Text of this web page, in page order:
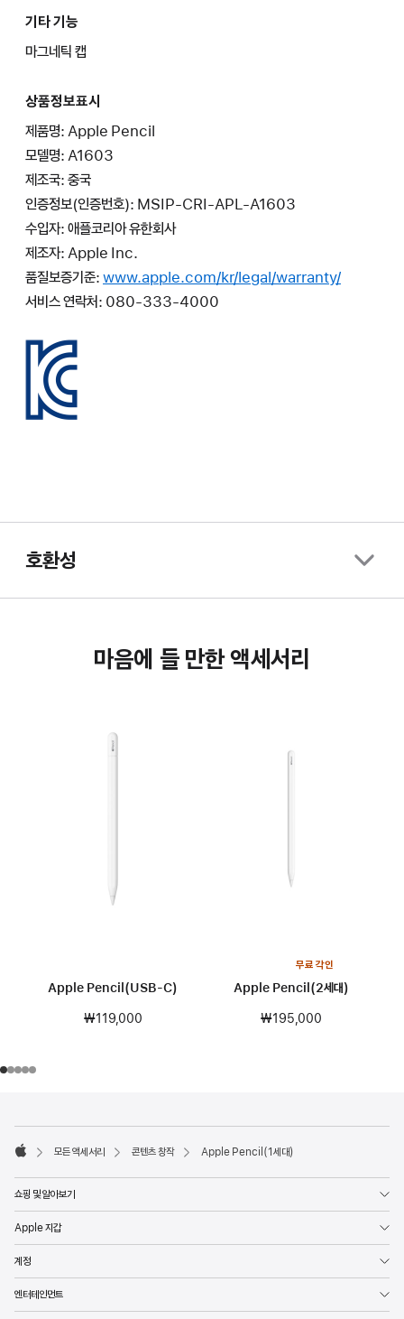
기타 기능
마그네틱 캡
상품정보표시
제품명: Apple Pencil
모델명: A1603
제조국: 중국
인증정보(인증번호): MSIP-CRI-APL-A1603
수입자: 애플코리아 유한회사
제조자: Apple Inc.
품질보증기준: www.apple.com/kr/legal/warranty/
서비스 연락처: 080-333-4000
호환성
마음에 들 만한 액세서리
Apple Pencil(USB-C)
₩119,000
무료 각인
Apple Pencil(2세대)
₩195,000
모든 액세서리 콘텐츠 창작 Apple Pencil(1세대)
쇼핑 및 알아보기
Apple 지갑
계정
엔터테인먼트